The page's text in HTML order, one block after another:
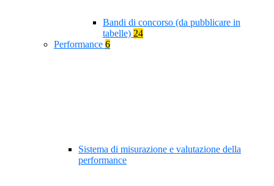
Bandi di concorso (da pubblicare in
tabelle) 24
Performance 6
Sistema di misurazione e valutazione della
performance